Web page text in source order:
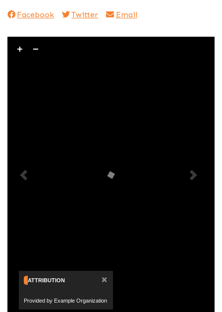
Facebook Twitter Email
ATTRIBUTION ×
Provided by Example Organization